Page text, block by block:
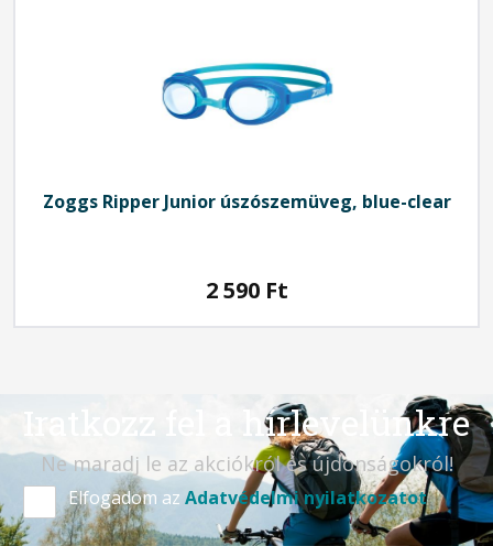
Zoggs Ripper Junior úszószemüveg, blue-clear
2 590 Ft
Iratkozz fel a hírlevelünkre
Ne maradj le az akciókról és újdonságokról!
Elfogadom az Adatvédelmi nyilatkozatot